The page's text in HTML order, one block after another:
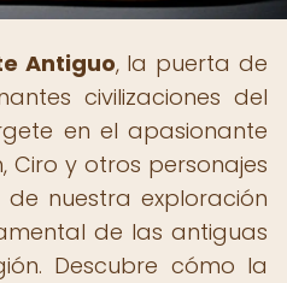
Antiguo, la puerta de
civilizaciones del
en el apasionante
Ciro y otros personajes
nuestra exploración
de las antiguas
Descubre cómo la